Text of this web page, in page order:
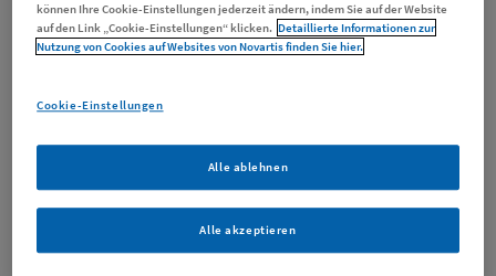
können Ihre Cookie-Einstellungen jederzeit ändern, indem Sie auf der Website
auf den Link „Cookie-Einstellungen“ klicken. Detaillierte Informationen zur
Nutzung von Cookies auf Websites von Novartis finden Sie hier.
Cookie-Einstellungen
Alle ablehnen
Alle akzeptieren